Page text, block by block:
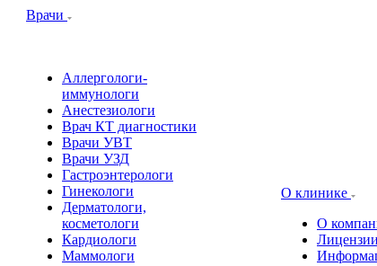
Врачи
Аллергологи-
иммунологи
Анестезиологи
Врач КТ диагностики
Врачи УВТ
Врачи УЗД
Гастроэнтерологи
Гинекологи
Дерматологи,
косметологи
Кардиологи
Маммологи
О клинике
О
Лицензии